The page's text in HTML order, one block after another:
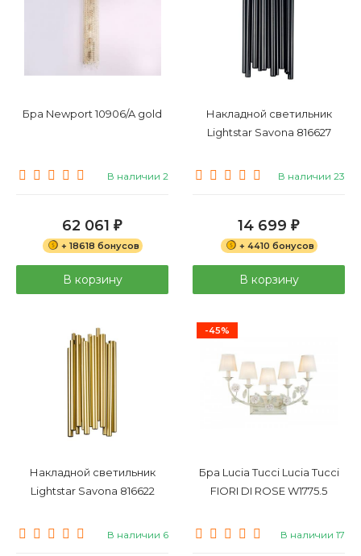
Бра Newport 10906/A gold
В наличии 2
62 061 ₽
+ 18618 бонусов
В корзину
Накладной светильник
Lightstar Savona 816627
В наличии 23
14 699 ₽
+ 4410 бонусов
В корзину
Накладной светильник
Lightstar Savona 816622
В наличии 6
-45%
Бра Lucia Tucci Lucia Tucci
FIORI DI ROSE W1775.5
В наличии 17